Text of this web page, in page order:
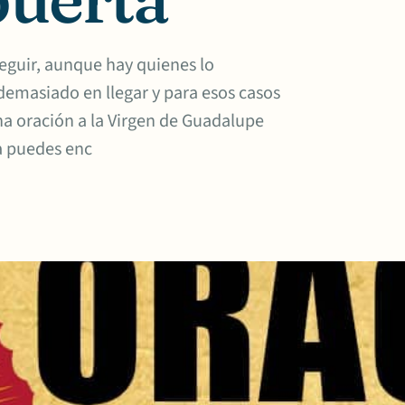
aunque hay quienes lo
en llegar y para esos casos
oración a la Virgen de Guadalupe
enc